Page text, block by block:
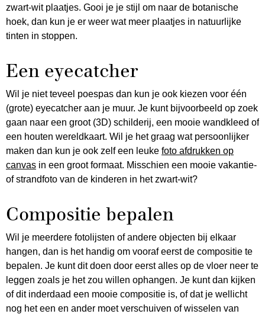
zwart-wit plaatjes. Gooi je je stijl om naar de botanische
hoek, dan kun je er weer wat meer plaatjes in natuurlijke
tinten in stoppen.
Een eyecatcher
Wil je niet teveel poespas dan kun je ook kiezen voor één
(grote) eyecatcher aan je muur. Je kunt bijvoorbeeld op zoek
gaan naar een groot (3D) schilderij, een mooie wandkleed of
een houten wereldkaart. Wil je het graag wat persoonlijker
maken dan kun je ook zelf een leuke foto afdrukken op
canvas in een groot formaat. Misschien een mooie vakantie-
of strandfoto van de kinderen in het zwart-wit?
Compositie bepalen
Wil je meerdere fotolijsten of andere objecten bij elkaar
hangen, dan is het handig om vooraf eerst de compositie te
bepalen. Je kunt dit doen door eerst alles op de vloer neer te
leggen zoals je het zou willen ophangen. Je kunt dan kijken
of dit inderdaad een mooie compositie is, of dat je wellicht
nog het een en ander moet verschuiven of wisselen van